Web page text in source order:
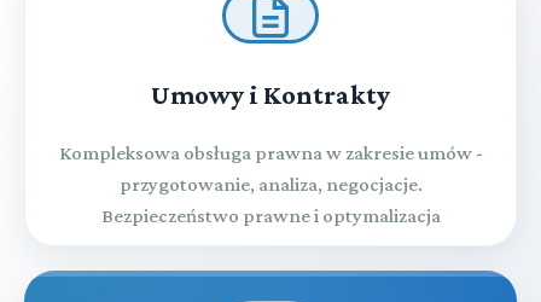
Umowy i Kontrakty
Kompleksowa obsługa prawna w zakresie umów -
przygotowanie, analiza, negocjacje.
Bezpieczeństwo prawne i optymalizacja